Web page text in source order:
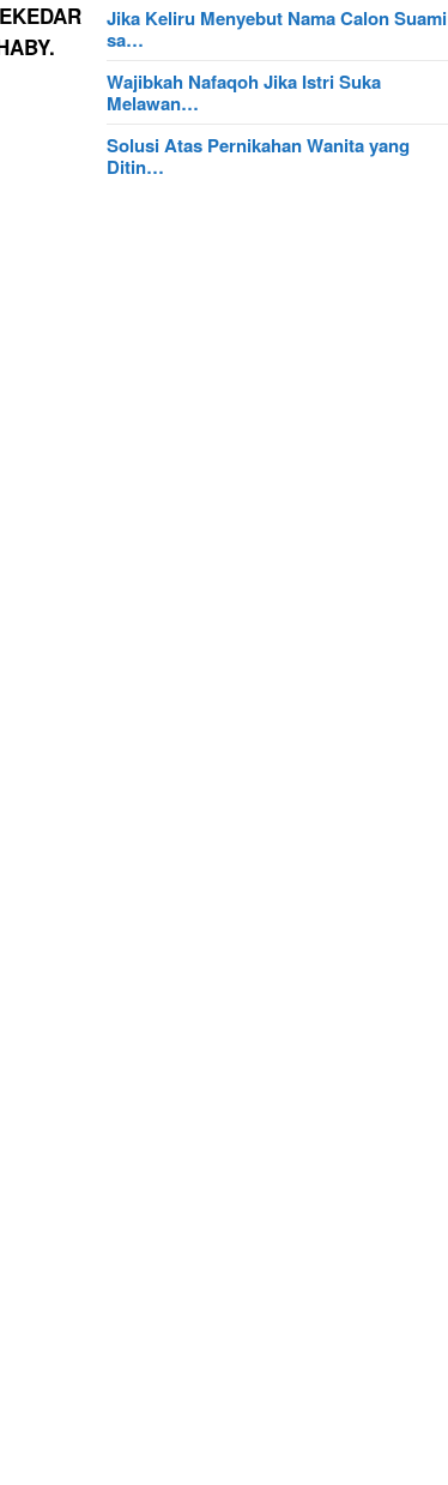
Jika Keliru Menyebut Nama Calon Suami
sa…
Wajibkah Nafaqoh Jika Istri Suka
Melawan…
Solusi Atas Pernikahan Wanita yang
Ditin…